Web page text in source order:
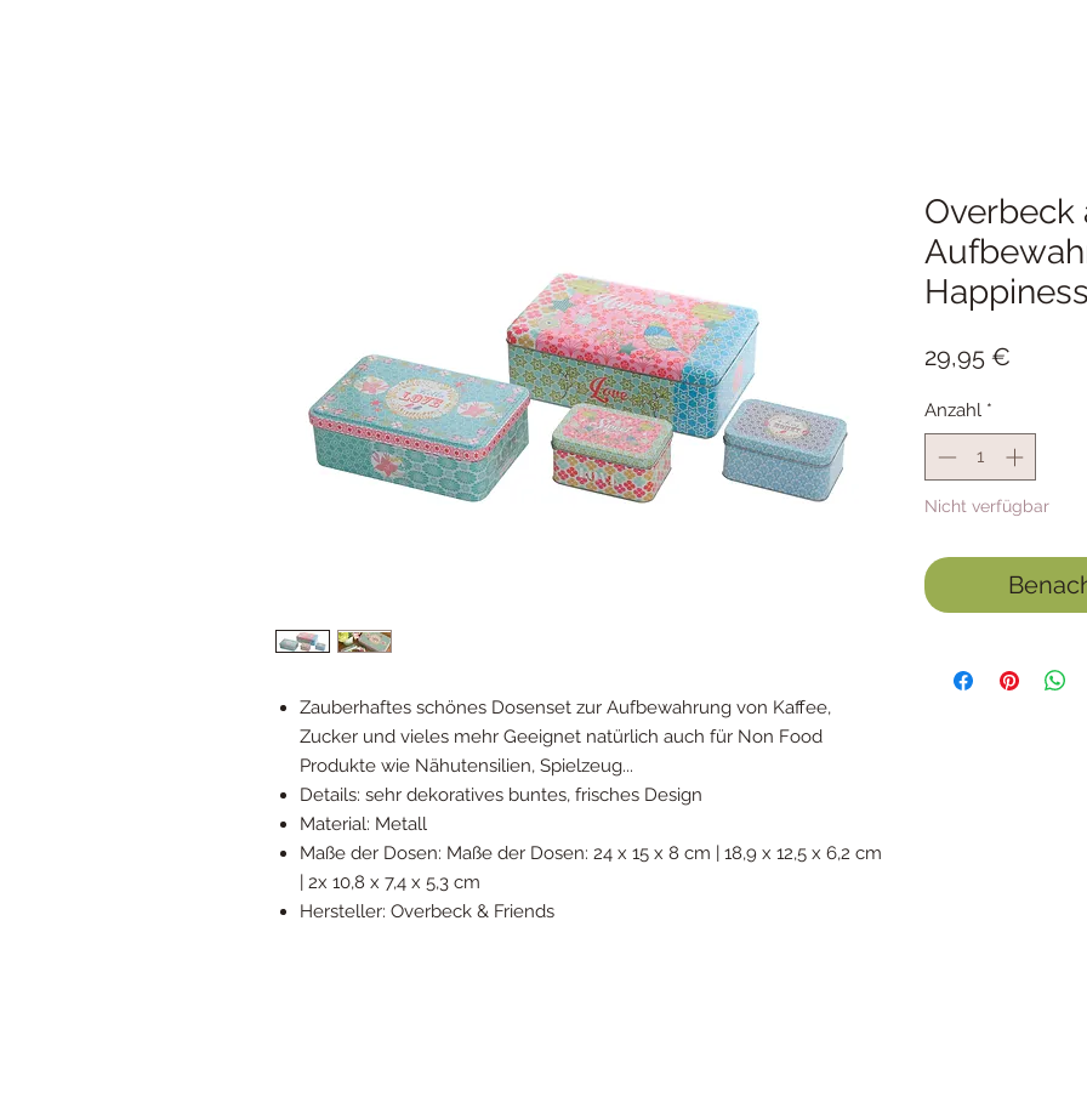
Zauberhaftes schönes Dosenset zur Aufbewahrung von Kaffee,
Zucker und vieles mehr Geeignet natürlich auch für Non Food
Produkte wie Nähutensilien, Spielzeug...
Details: sehr dekoratives buntes, frisches Design
Material: Metall
Maße der Dosen: Maße der Dosen: 24 x 15 x 8 cm | 18,9 x 12,5 x 6,2 cm
| 2x 10,8 x 7,4 x 5,3 cm
Hersteller: Overbeck & Friends
Overbeck
29,95 €
Anzahl *
Nicht verfügbar